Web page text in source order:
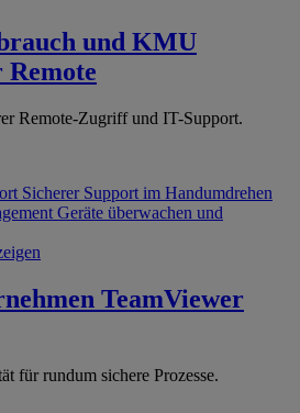
und KMU
Remote
Remote-Zugriff und IT-Support.
Sicherer Support im Handumdrehen
Geräte überwachen und
TeamViewer
für rundum sichere Prozesse.